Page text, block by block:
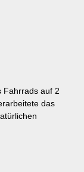
Fahrrads auf 2
das